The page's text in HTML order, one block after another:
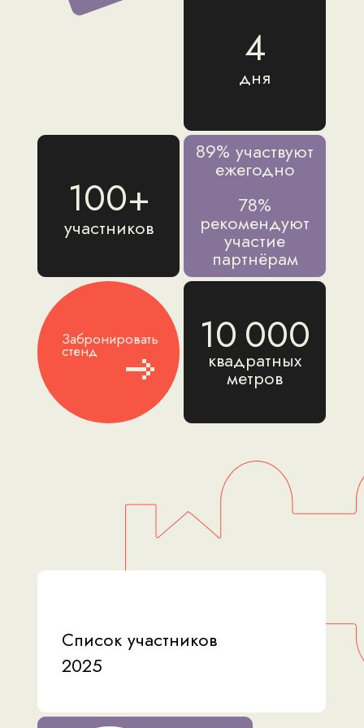
Забронировать
стенд
4
100+
дня
квадратных
метров
10 000
89% участвуют
ежегодно
78%
рекомендуют
участие
партнёрам
участников
Список участников
2025